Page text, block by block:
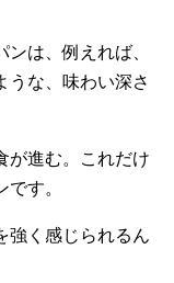
は、例えれば、
うな、味わい深さ
が進む。これだけ
す。
強く感じられるん